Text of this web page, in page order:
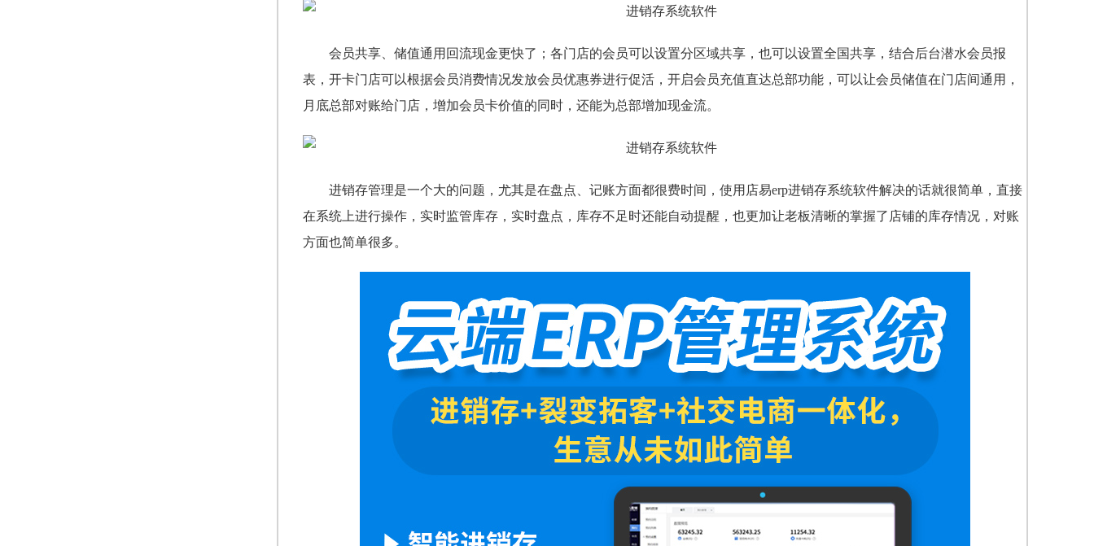
会员共享、储值通用回流现金更快了；各门店的会员可以设置分区域共享，也可以设置全国共享，结合后台潜水会员报
表，开卡门店可以根据会员消费情况发放会员优惠券进行促活，开启会员充值直达总部功能，可以让会员储值在门店间通用，
月底总部对账给门店，增加会员卡价值的同时，还能为总部增加现金流。
进销存管理是一个大的问题，尤其是在盘点、记账方面都很费时间，使用店易erp进销存系统软件解决的话就很简单，直接
在系统上进行操作，实时监管库存，实时盘点，库存不足时还能自动提醒，也更加让老板清晰的掌握了店铺的库存情况，对账
方面也简单很多。